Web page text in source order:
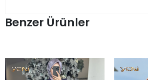
Benzer Ürünler